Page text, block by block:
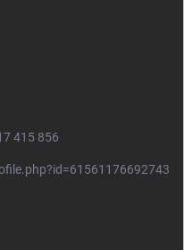
415 856